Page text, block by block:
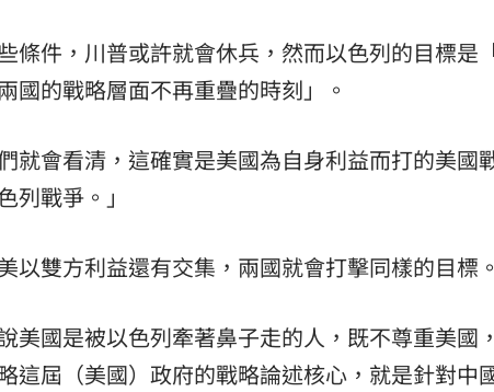
條件，川普或許就會休兵，然而以色列的目標是
國的戰略層面不再重疊的時刻」。
就會看清，這確實是美國為自身利益而打的美國
列戰爭。」
以雙方利益還有交集，兩國就會打擊同樣的目標。
美國是被以色列牽著鼻子走的人，既不尊重美國
這屆（美國）政府的戰略論述核心，就是針對中